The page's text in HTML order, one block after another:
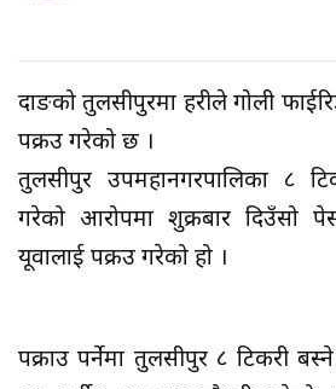
दाङको तुलसीपुरमा प्रहरीले गोली
पक्रउ गरेको छ ।
तुलसीपुर उपमहानगरपालिका ८
गरेको आरोपमा शुक्रबार दिउँसो
यूवालाई पक्रउ गरेको हो ।
पक्राउ पर्नेमा तुलसीपुर ८ टिकरी